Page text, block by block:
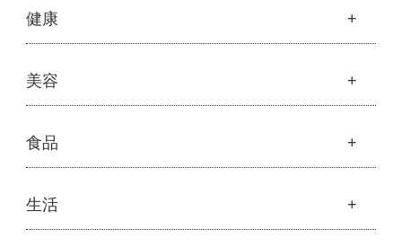
├紫外線・ブルーライト
└
├オリジナルヘアケア
├スマイルシャンプー
├コンデ・トリートメント
└泡ボトル・ミニ泡ボトル
├オーガニック発酵モリンガ
├発酵モリンガ
├モリンガブライト化粧品
├ モリンガサプリメント
├スキン＆ボディケア
├化粧水
├モリンガ全商品
└モリンガ ブログ
フルボ酸
├フルボ酸 太古の泉
健康
健康
├ミネラル
└健康飲料
美容
美容
├魂オリジナル
├固形石鹸
├洗顔石鹸
食品
食品
├雑穀
生活